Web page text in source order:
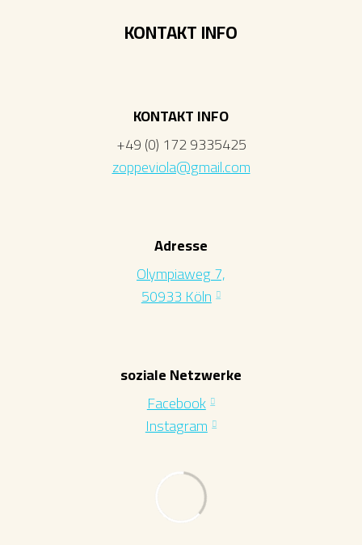
KONTAKT INFO
KONTAKT INFO
+49 (0) 172 9335425
zoppeviola@gmail.com
Adresse
Olympiaweg 7,
50933 Köln
soziale Netzwerke
Facebook
Instagram